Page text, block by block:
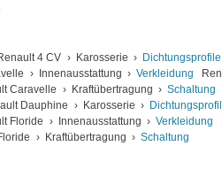
4 CV › Karosserie › Dichtungsprofile
› Innenausstattung › Verkleidung
Caravelle › Kraftübertragung › Schaltung
Dauphine › Karosserie ›
Floride › Innenausstattung › Verkleidung
› Kraftübertragung › Schaltung